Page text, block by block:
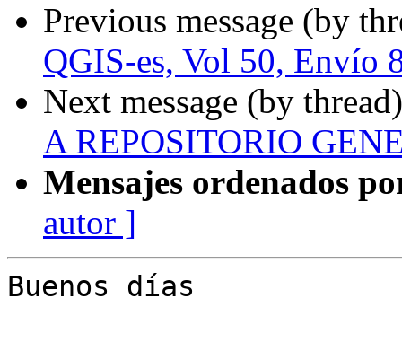
Previous message (by
QGIS-es, Vol 50, Envío
Next message (by
A REPOSITORIO
Mensajes ordenados
autor ]
Buenos días